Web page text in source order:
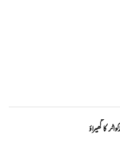
کا گھیراؤ